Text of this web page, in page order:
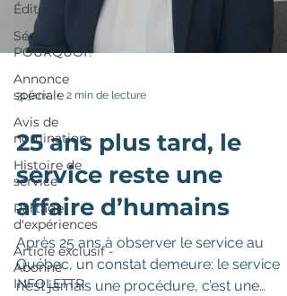
Éditorial
Série
POURQUOI?
Annonce
spéciale
Avis de
nomination
Histoire de
service
Partage
d'expériences
Article exclusif -
Abonné
INFOLETTR
31 janv. 2 min de lecture
25 ans plus tard, le
service reste une
affaire d’humains
Après 25 ans à observer le service au
Québec, un constat demeure: le service
n’est jamais une procédure, c’est une